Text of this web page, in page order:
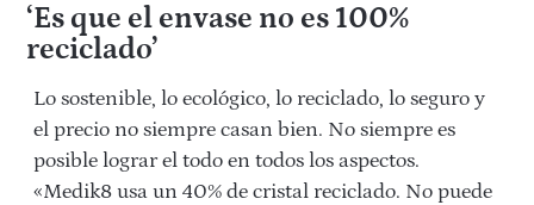
‘Es que el envase no es 100%
reciclado’
Lo sostenible, lo ecológico, lo reciclado, lo seguro y
el precio no siempre casan bien. No siempre es
posible lograr el todo en todos los aspectos.
«Medik8 usa un 40% de cristal reciclado. No puede